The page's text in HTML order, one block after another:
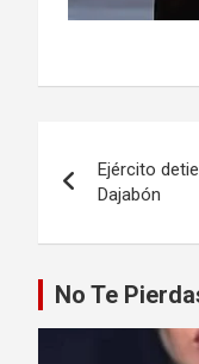
de
entradas
Ejército
Dajabón
No Te